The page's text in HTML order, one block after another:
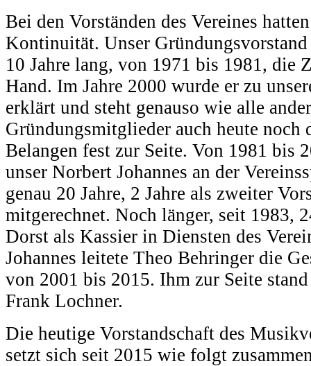
Bei den Vorständen des Vereines
Kontinuität. Unser
10 Jahre lang, von 1971 bis 1981, die
Hand. Im Jahre 2000 wurde er zu
erklärt und steht genauso wie alle
Gründungsmitglieder auch heute noch
Belangen fest zur Seite. Von 1981 bis
unser Norbert Johannes an der
genau 20 Jahre, 2 Jahre als zweiter
mitgerechnet. Noch länger, seit 1983,
Dorst als Kassier in Diensten des
Johannes leitete Theo Behringer die
von 2001 bis 2015. Ihm zur Seite
Frank Lochner.
Die heutige Vorstandschaft des
setzt sich seit 2015 wie folgt